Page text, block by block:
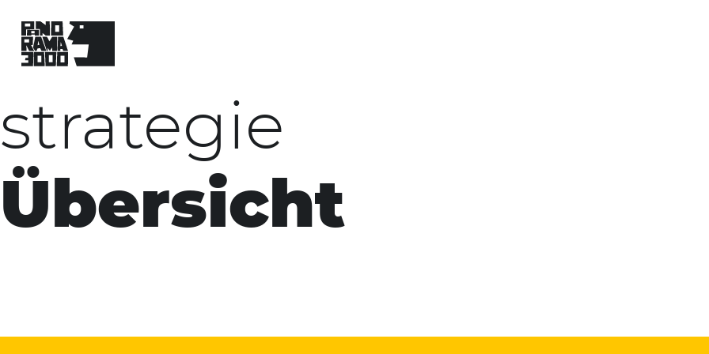
content
strategie
Übersicht